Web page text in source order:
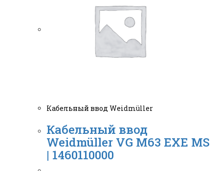
Кабельный ввод Weidmüller
Кабельный ввод
Weidmüller VG M63 EXE MS
| 1460110000